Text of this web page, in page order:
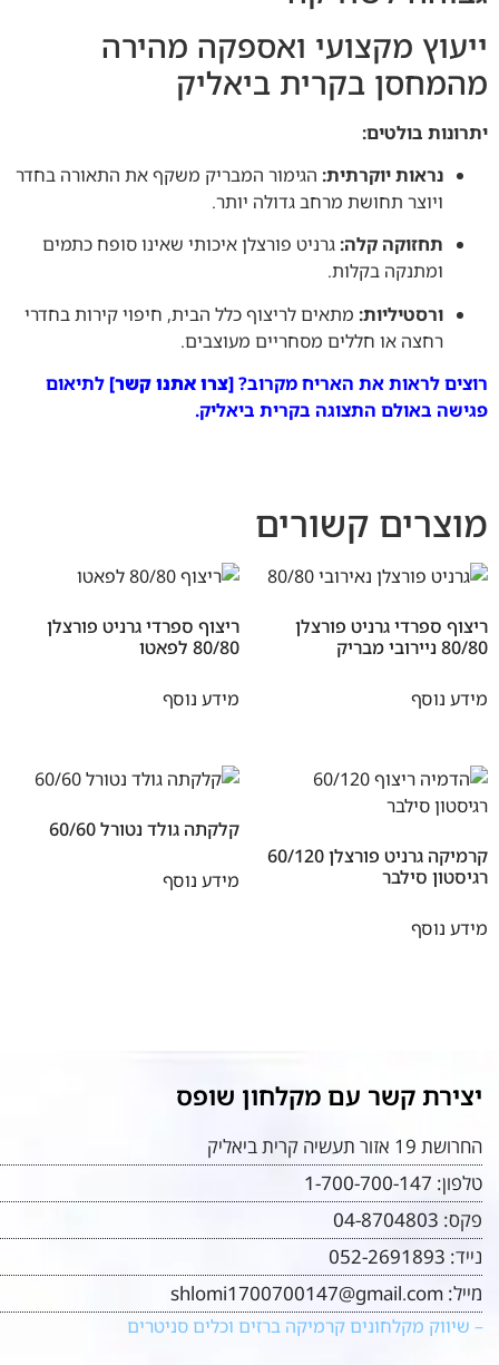
ייעוץ מקצועי ואספקה מהירה
מהמחסן בקרית ביאליק
יתרונות בולטים:
נראות יוקרתית: הגימור המבריק משקף את התאורה בחדר
ויוצר תחושת מרחב גדולה יותר.
תחזוקה קלה: גרניט פורצלן איכותי שאינו סופח כתמים
ומתנקה בקלות.
ורסטיליות: מתאים לריצוף כלל הבית, חיפוי קירות בחדרי
רחצה או חללים מסחריים מעוצבים.
רוצים לראות את האריח מקרוב?[צרו אתנו קשר]לתיאום
פגישה באולם התצוגה בקרית ביאליק.
מוצרים קשורים
ריצוף ספרדי גרניט פורצלן
80/80 ניירובי מבריק
מידע נוסף
ריצוף ספרדי גרניט פורצלן
80/80 לפאטו
מידע נוסף
קרמיקה גרניט פורצלן 60/120
רגיסטון סילבר
מידע נוסף
קלקתה גולד נטורל 60/60
מידע נוסף
יצירת קשר עם מקלחון שופס
החרושת 19 אזור תעשיה קרית ביאליק
טלפון: 1-700-700-147
פקס: 04-8704803
נייד: 052-2691893
מייל: shlomi1700700147@gmail.com
– שיווק מקלחונים קרמיקה ברזים וכלים סניטרים